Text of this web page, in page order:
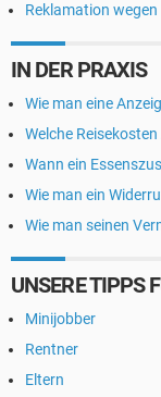
Reklamation
IN DER PRAXIS
Wie man eine
Welche
Wann ein
Wie man ein
Wie man seinen
UNSERE TIPPS
Minijobber
Rentner
Eltern